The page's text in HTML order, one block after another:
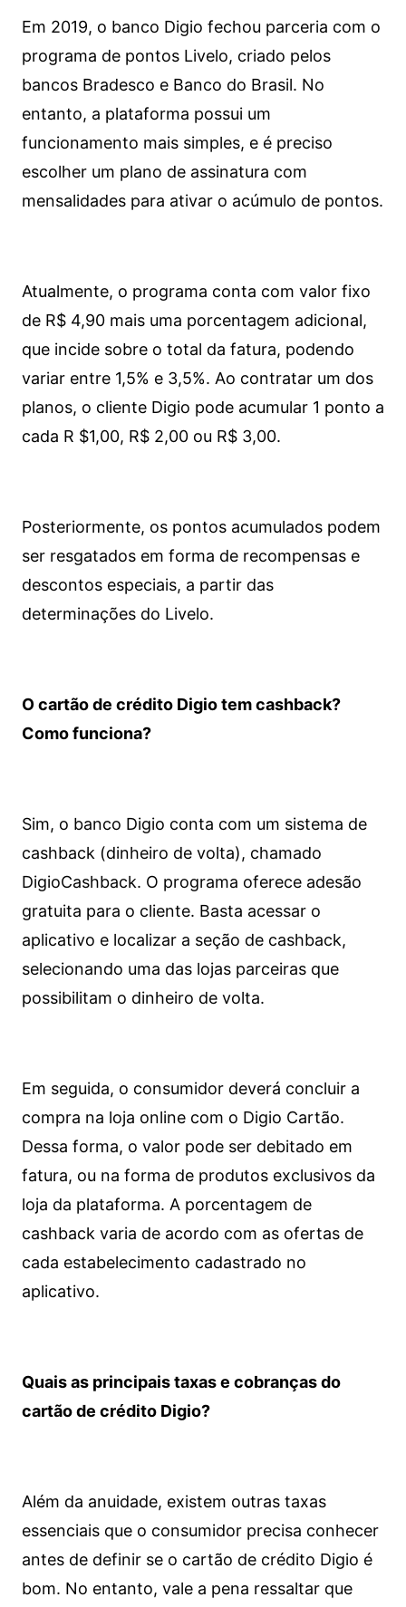
Em 2019, o banco Digio fechou parceria com o
programa de pontos Livelo, criado pelos
bancos Bradesco e Banco do Brasil. No
entanto, a plataforma possui um
funcionamento mais simples, e é preciso
escolher um plano de assinatura com
mensalidades para ativar o acúmulo de pontos.
Atualmente, o programa conta com valor fixo
de R$ 4,90 mais uma porcentagem adicional,
que incide sobre o total da fatura, podendo
variar entre 1,5% e 3,5%. Ao contratar um dos
planos, o cliente Digio pode acumular 1 ponto a
cada R $1,00, R$ 2,00 ou R$ 3,00.
Posteriormente, os pontos acumulados podem
ser resgatados em forma de recompensas e
descontos especiais, a partir das
determinações do Livelo.
O cartão de crédito Digio tem cashback?
Como funciona?
Sim, o banco Digio conta com um sistema de
cashback (dinheiro de volta), chamado
DigioCashback. O programa oferece adesão
gratuita para o cliente. Basta acessar o
aplicativo e localizar a seção de cashback,
selecionando uma das lojas parceiras que
possibilitam o dinheiro de volta.
Em seguida, o consumidor deverá concluir a
compra na loja online com o Digio Cartão.
Dessa forma, o valor pode ser debitado em
fatura, ou na forma de produtos exclusivos da
loja da plataforma. A porcentagem de
cashback varia de acordo com as ofertas de
cada estabelecimento cadastrado no
aplicativo.
Quais as principais taxas e cobranças do
cartão de crédito Digio?
Além da anuidade, existem outras taxas
essenciais que o consumidor precisa conhecer
antes de definir se o cartão de crédito Digio é
bom. No entanto, vale a pena ressaltar que